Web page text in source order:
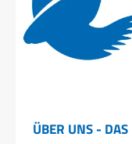
ÜBER UNS -